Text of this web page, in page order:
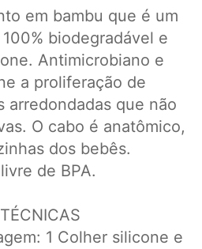
em bambu que é um
biodegradável e
Antimicrobiano e
a proliferação de
arredondadas que não
O cabo é anatômico,
dos bebês.
de BPA.
1 Colher silicone e